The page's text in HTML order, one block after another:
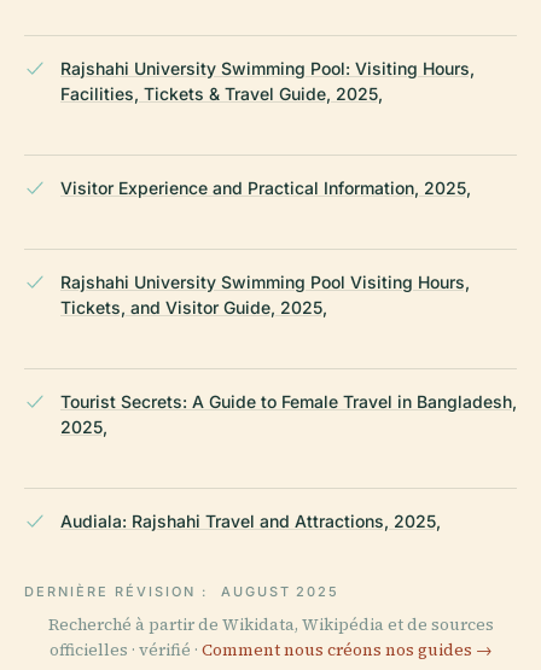
Rajshahi University Swimming Pool: Visiting Hours,
Facilities, Tickets & Travel Guide, 2025,
Visitor Experience and Practical Information, 2025,
Rajshahi University Swimming Pool Visiting Hours,
Tickets, and Visitor Guide, 2025,
Tourist Secrets: A Guide to Female Travel in Bangladesh,
2025,
Audiala: Rajshahi Travel and Attractions, 2025,
DERNIÈRE RÉVISION : AUGUST 2025
Recherché à partir de Wikidata, Wikipédia et de sources
officielles · vérifié · Comment nous créons nos guides →